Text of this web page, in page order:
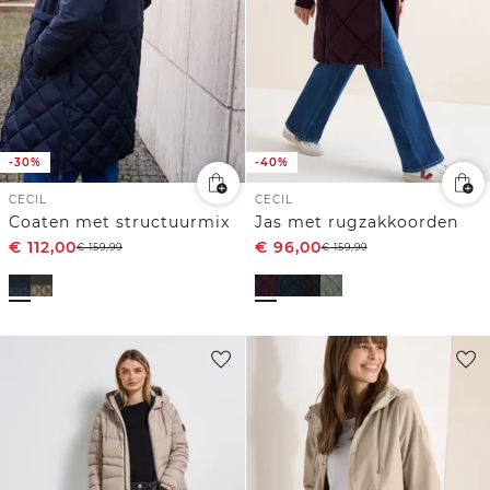
-30%
CECIL
Coaten met structuurmix
€ 112,00€159,99
-40%
CECIL
Jas met rugzakkoorden
€ 96,00€159,99